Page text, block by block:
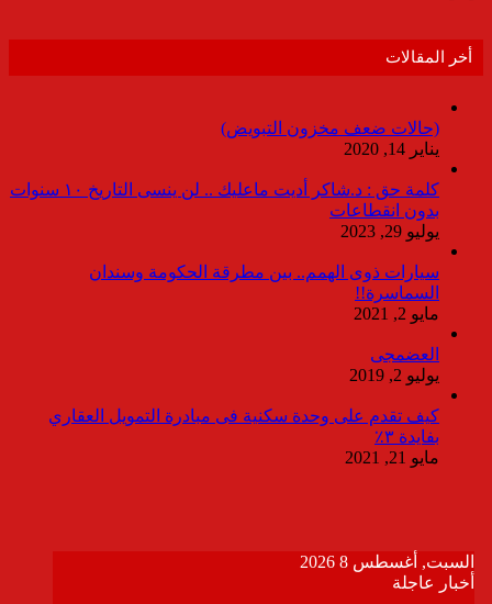
أخر المقالات
(حالات ضعف مخزون التبويض)
يناير 14, 2020
كلمة حق : د.شاكر أديت ماعليك .. لن ينسى التاريخ ١٠ سنوات
بدون انقطاعات
يوليو 29, 2023
سيارات ذوى الهمم.. بين مطرقة الحكومة وسندان
السماسرة!!
مايو 2, 2021
العضمجى
يوليو 2, 2019
كيف تقدم على وحدة سكنية فى مبادرة التمويل العقاري
بفايدة ٣٪
مايو 21, 2021